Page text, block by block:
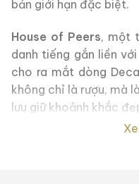
bản giới hạn đặc biệt.
House of Peers, một
danh tiếng gắn liền
cho ra mắt dòng
không chỉ là rượu, mà
lưu giữ khoảnh khắc
2. Thiết Kế Bình Gốm